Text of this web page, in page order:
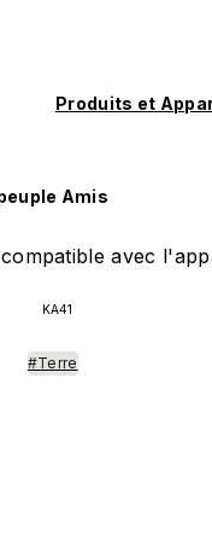
Produits et
Amis
avec
KA41
#Terre